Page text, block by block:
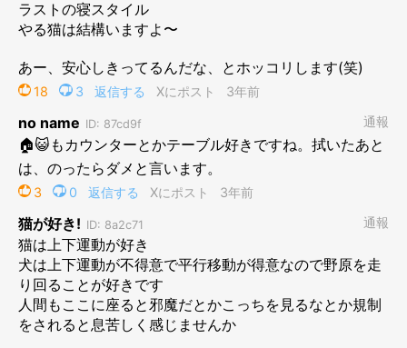
大きくなっても、テーブルの上が好き！
テーブルの上に乗る梅ちゃんについて、飼い主さんはこのように
話していました。
飼い主さん：
「梅ちゃんはテーブルの上が本当に好きなようです。窓が近く